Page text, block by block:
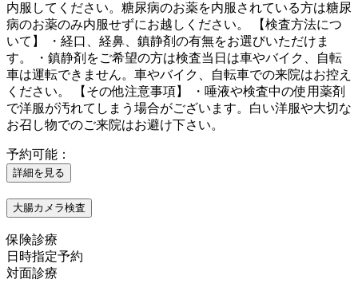
内服してください。糖尿病のお薬を内服されている方は糖尿
病のお薬のみ内服せずにお越しください。 【検査方法につ
いて】 ・経口、経鼻、鎮静剤の有無をお選びいただけま
す。 ・鎮静剤をご希望の方は検査当日は車やバイク、自転
車は運転できません。車やバイク、自転車での来院はお控え
ください。 【その他注意事項】 ・唾液や検査中の使用薬剤
で洋服が汚れてしまう場合がございます。白い洋服や大切な
お召し物でのご来院はお避け下さい。
予約可能：
詳細を見る
大腸カメラ検査
保険診療
日時指定予約
対面診療